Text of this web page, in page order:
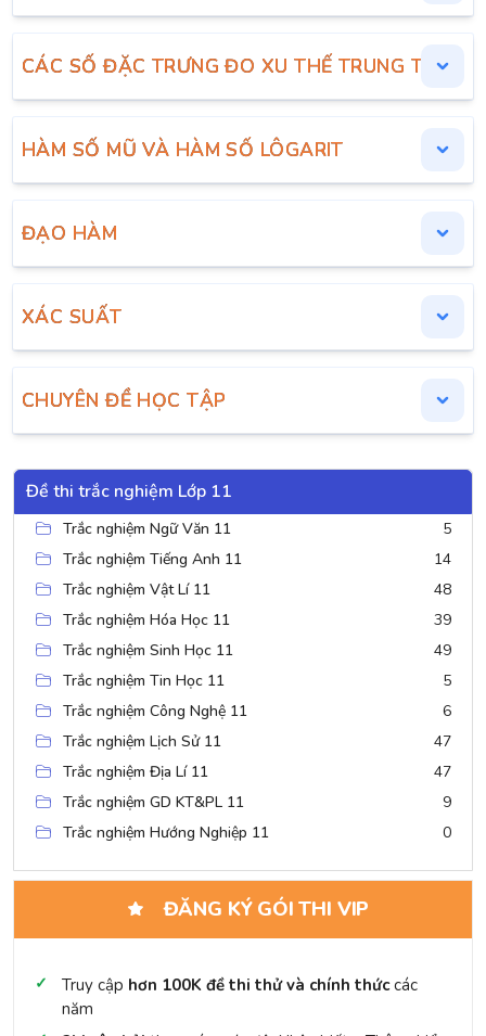
CÁC SỐ ĐẶC TRƯNG ĐO XU THẾ TRUNG TÂM
HÀM SỐ MŨ VÀ HÀM SỐ LÔGARIT
ĐẠO HÀM
XÁC SUẤT
CHUYÊN ĐỀ HỌC TẬP
Đề thi trắc nghiệm Lớp 11
Trắc nghiệm Ngữ Văn 11
5
Trắc nghiệm Tiếng Anh 11
14
Trắc nghiệm Vật Lí 11
48
Trắc nghiệm Hóa Học 11
39
Trắc nghiệm Sinh Học 11
49
Trắc nghiệm Tin Học 11
5
Trắc nghiệm Công Nghệ 11
6
Trắc nghiệm Lịch Sử 11
47
Trắc nghiệm Địa Lí 11
47
Trắc nghiệm GD KT&PL 11
9
Trắc nghiệm Hướng Nghiệp 11
0
ĐĂNG KÝ GÓI THI VIP
Truy cập hơn 100K đề thi thử và chính thứccác
năm